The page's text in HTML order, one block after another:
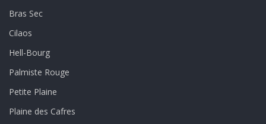
Bras Sec
Cilaos
Hell-Bourg
Palmiste Rouge
Petite Plaine
Plaine des Cafres